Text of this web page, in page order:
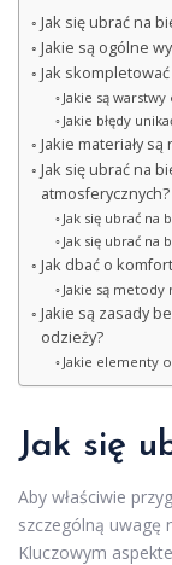
Jak się ubrać na
Jakie są ogólne
Jak
Jakie są
Jakie błędy
Jakie materiały
Jak się ubrać na
atmosferycznych?
Jak się ubrać na
Jak się ubrać na
Jak dbać o
Jakie są
Jakie są zasady
odzieży?
Jakie elementy
Jak się
Aby właściwie
szczególną uwagę
Kluczowym